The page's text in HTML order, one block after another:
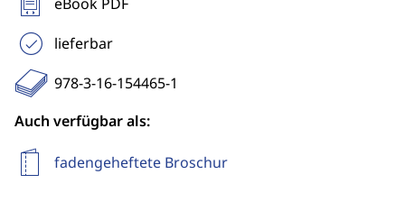
lieferbar
978-3-16-154465-1
Auch verfügbar als:
fadengeheftete Broschur